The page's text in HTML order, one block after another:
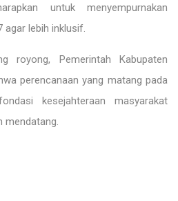
untuk menyempurnakan
agar lebih inklusif.
royong, Pemerintah Kabupaten
perencanaan yang matang pada
kesejahteraan masyarakat
mendatang.